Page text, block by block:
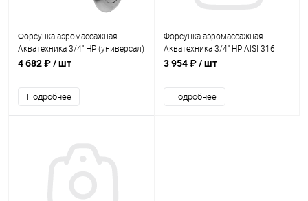
Форсунка аэромассажная
Акватехника 3/4" НР (универсал)
(AT03.24.1)
4 682 ₽/ шт
Подробнее
Форсунка аэромассажная
Акватехника 3/4" НР AISI 316
(плитка) (AT03.24M)
3 954 ₽/ шт
Подробнее